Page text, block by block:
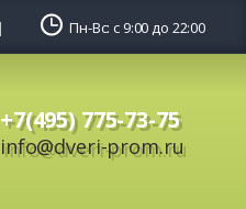
Пн-Вс: с 9:00 до 22:00
+7(495) 775-73-75
info@dveri-prom.ru